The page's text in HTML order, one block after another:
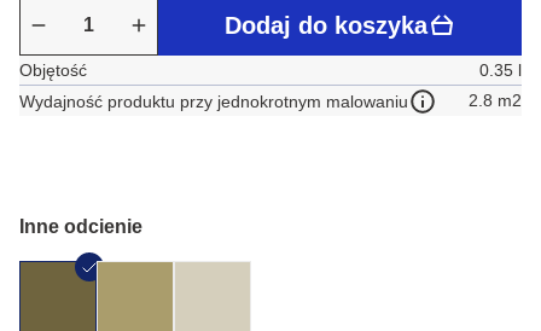
Dodaj do koszyka
Objętość
0.35 l
Wydajność produktu przy jednokrotnym malowaniu
2.8 m2
Inne odcienie